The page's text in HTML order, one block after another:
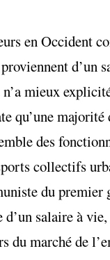
en Occident
d’un
mieux
qu’une
des
collectifs
du premier
salaire à
du marché de